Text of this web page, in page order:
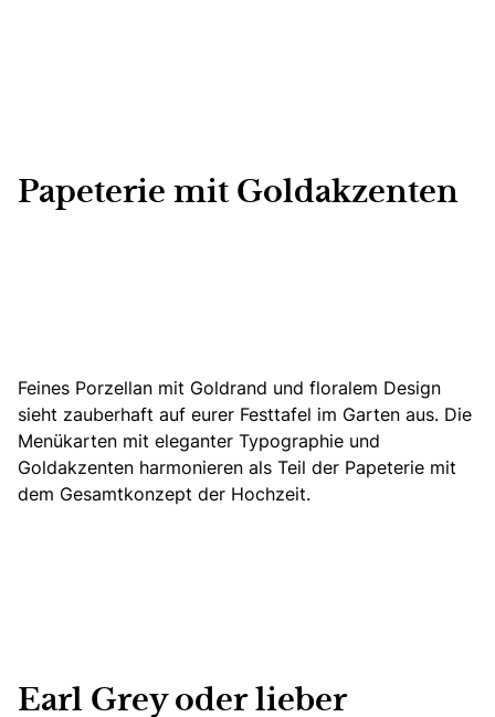
Papeterie mit Goldakzenten
Feines Porzellan mit Goldrand und floralem Design
sieht zauberhaft auf eurer Festtafel im Garten aus. Die
Menükarten mit eleganter Typographie und
Goldakzenten harmonieren als Teil der Papeterie mit
dem Gesamtkonzept der Hochzeit.
Earl Grey oder lieber